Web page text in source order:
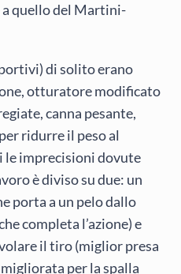
a quello del Martini-
di solito erano
otturatore modificato
canna pesante,
ridurre il peso al
le imprecisioni dovute
è diviso su due: un
porta a un pelo dallo
completa l’azione) e
il tiro (miglior presa
per la spalla